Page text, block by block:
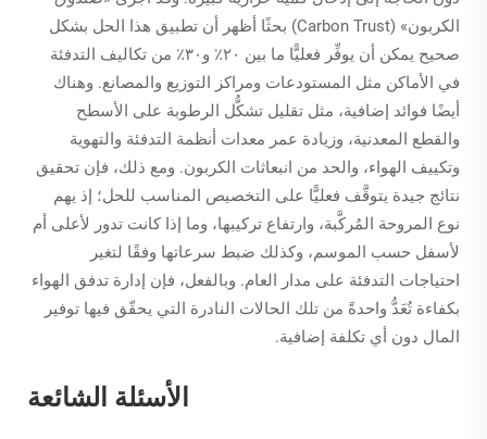
الكربون» (Carbon Trust) بحثًا أظهر أن تطبيق هذا الحل بشكل
صحيح يمكن أن يوفِّر فعليًّا ما بين ٢٠٪ و٣٠٪ من تكاليف التدفئة
في الأماكن مثل المستودعات ومراكز التوزيع والمصانع. وهناك
أيضًا فوائد إضافية، مثل تقليل تشكُّل الرطوبة على الأسطح
والقطع المعدنية، وزيادة عمر معدات أنظمة التدفئة والتهوية
وتكييف الهواء، والحد من انبعاثات الكربون. ومع ذلك، فإن تحقيق
نتائج جيدة يتوقَّف فعليًّا على التخصيص المناسب للحل؛ إذ يهم
نوع المروحة المُركَّبة، وارتفاع تركيبها، وما إذا كانت تدور لأعلى أم
لأسفل حسب الموسم، وكذلك ضبط سرعاتها وفقًا لتغير
احتياجات التدفئة على مدار العام. وبالفعل، فإن إدارة تدفق الهواء
بكفاءة تُعَدُّ واحدةً من تلك الحالات النادرة التي يحقّق فيها توفير
المال دون أي تكلفة إضافية.
الأسئلة الشائعة